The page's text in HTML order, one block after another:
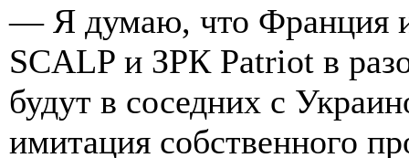
— Я думаю, что Франция
SCALP и ЗРК Patriot в
будут в соседних с
имитация собственного